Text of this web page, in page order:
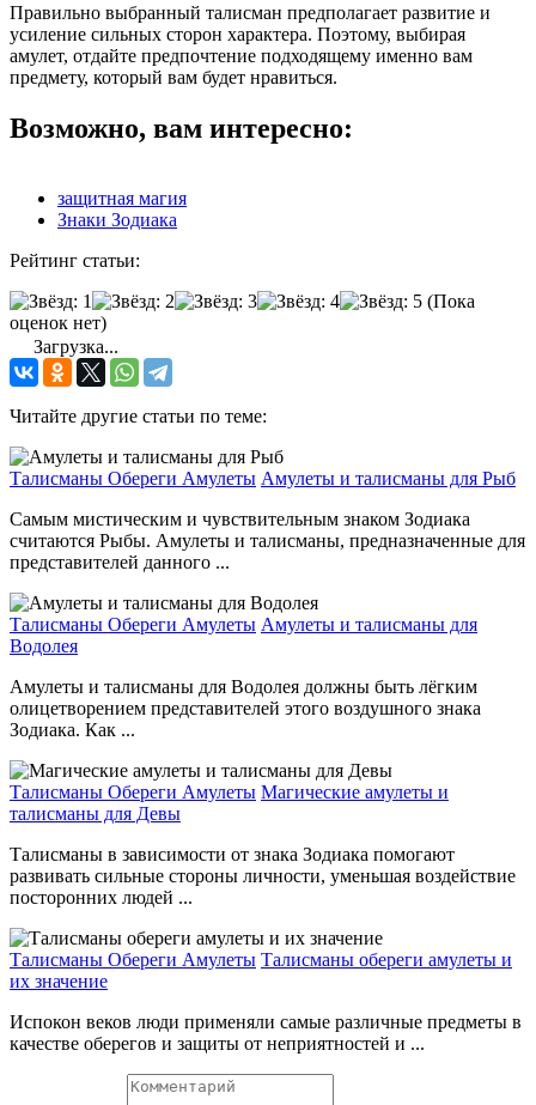
Правильно выбранный талисман предполагает развитие и
усиление сильных сторон характера. Поэтому, выбирая
амулет, отдайте предпочтение подходящему именно вам
предмету, который вам будет нравиться.
Возможно, вам интересно:
защитная магия
Знаки Зодиака
Рейтинг статьи:
(Пока
оценок нет)
Загрузка...
Читайте другие статьи по теме:
Талисманы Обереги Амулеты Амулеты и талисманы для Рыб
Самым мистическим и чувствительным знаком Зодиака
считаются Рыбы. Амулеты и талисманы, предназначенные для
представителей данного ...
Талисманы Обереги Амулеты Амулеты и талисманы для
Водолея
Амулеты и талисманы для Водолея должны быть лёгким
олицетворением представителей этого воздушного знака
Зодиака. Как ...
Талисманы Обереги Амулеты Магические амулеты и
талисманы для Девы
Талисманы в зависимости от знака Зодиака помогают
развивать сильные стороны личности, уменьшая воздействие
посторонних людей ...
Талисманы Обереги Амулеты Талисманы обереги амулеты и
их значение
Испокон веков люди применяли самые различные предметы в
качестве оберегов и защиты от неприятностей и ...